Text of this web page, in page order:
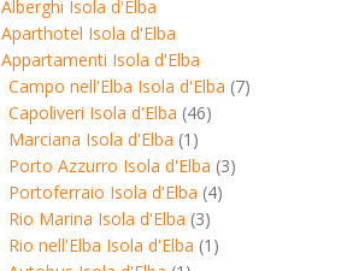
Alberghi Isola d'Elba
Aparthotel Isola d'Elba
Appartamenti Isola d'Elba
Campo nell'Elba Isola d'Elba (7)
Capoliveri Isola d'Elba (46)
Marciana Isola d'Elba (1)
Porto Azzurro Isola d'Elba (3)
Portoferraio Isola d'Elba (4)
Rio Marina Isola d'Elba (3)
Rio nell'Elba Isola d'Elba (1)